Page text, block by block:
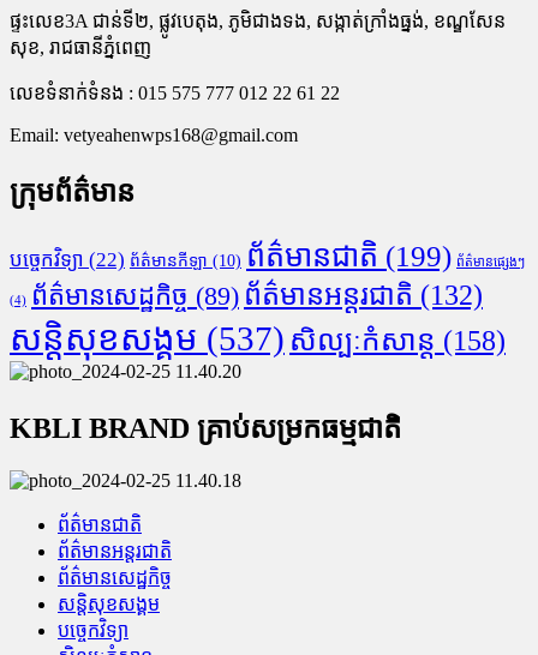
ផ្ទះលេខ3A ជាន់ទី២, ផ្លូវបេតុង, ភូមិជាងទង, សង្កាត់ក្រាំងធ្នង់, ខណ្ឌសែន
សុខ, រាជធានីភ្នំពេញ
លេខទំនាក់ទំនង : 015 575 777 012 22 61 22
Email: vetyeahenwps168@gmail.com
ក្រុមព័ត៌មាន
បច្ចេកវិទ្យា (22) ព័ត៌មានកីឡា (10) ព័ត៌មានជាតិ (199) ព័ត៌មានផ្សេងៗ
(4) ព័ត៌មានសេដ្ឋកិច្ច (89) ព័ត៌មានអន្តរជាតិ (132)
សន្តិសុខសង្គម (537) សិល្បៈកំសាន្ត (158)
KBLI BRAND គ្រាប់សម្រកធម្មជាតិ
ព័ត៌មានជាតិ
ព័ត៌មានអន្តរជាតិ
ព័ត៌មានសេដ្ឋកិច្ច
សន្តិសុខសង្គម
បច្ចេកវិទ្យា